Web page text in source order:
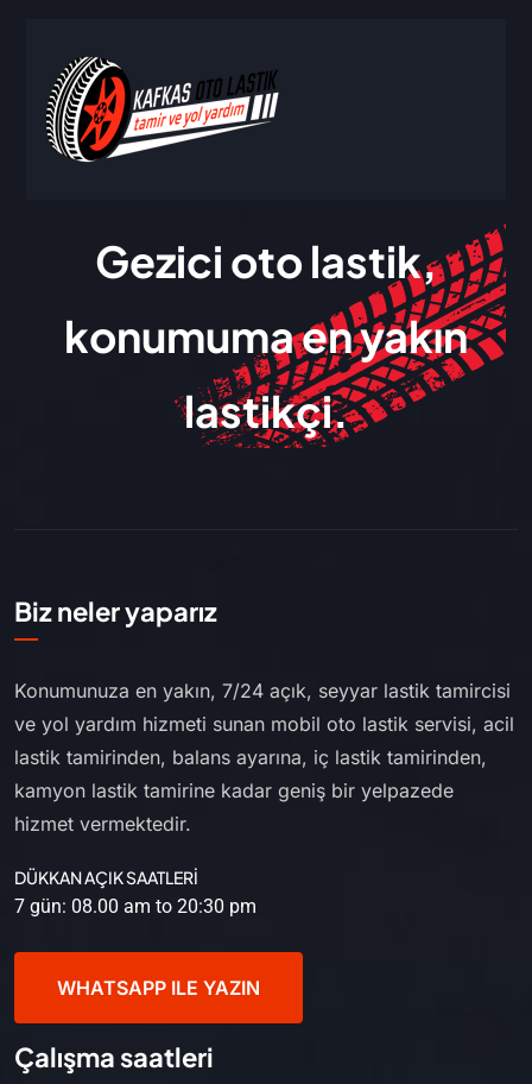
Gezici oto lastik,
konumuma en yakın
lastikçi.
Biz neler yaparız
Konumunuza en yakın, 7/24 açık, seyyar lastik tamircisi
ve yol yardım hizmeti sunan mobil oto lastik servisi, acil
lastik tamirinden, balans ayarına, iç lastik tamirinden,
kamyon lastik tamirine kadar geniş bir yelpazede
hizmet vermektedir.
DÜKKAN AÇIK SAATLERİ
7 gün: 08.00 am to 20:30 pm
WHATSAPP ILE YAZIN
Çalışma saatleri